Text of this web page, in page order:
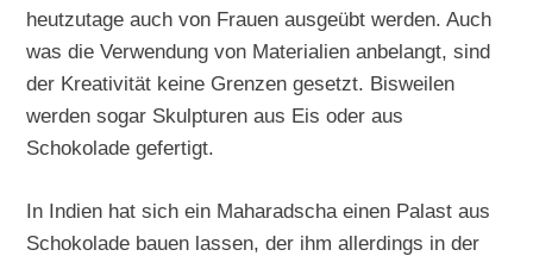
heutzutage auch von Frauen ausgeübt werden. Auch
was die Verwendung von Materialien anbelangt, sind
der Kreativität keine Grenzen gesetzt. Bisweilen
werden sogar Skulpturen aus Eis oder aus
Schokolade gefertigt.
In Indien hat sich ein Maharadscha einen Palast aus
Schokolade bauen lassen, der ihm allerdings in der